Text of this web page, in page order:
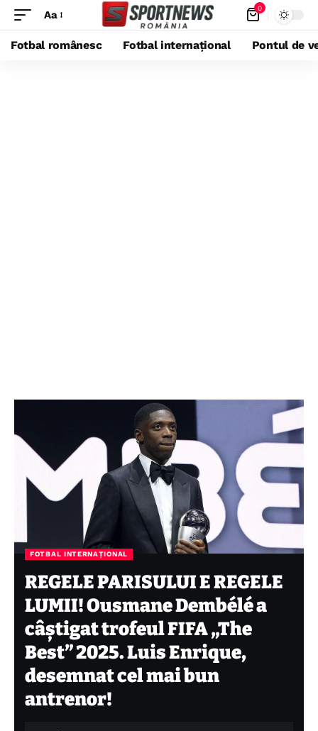
Aa 0
Fotbal românesc Fotbal internațional Pontul de
FOTBAL INTERNAȚIONAL
REGELE PARISULUI E REGELE
LUMII! Ousmane Dembélé a
câștigat trofeul FIFA „The
Best” 2025. Luis Enrique,
desemnat cel mai bun
antrenor!